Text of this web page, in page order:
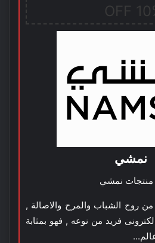
10%
نمشي
روح الشباب والمرح والاصالة ,
فريد من نوعه , فهو بمثابة